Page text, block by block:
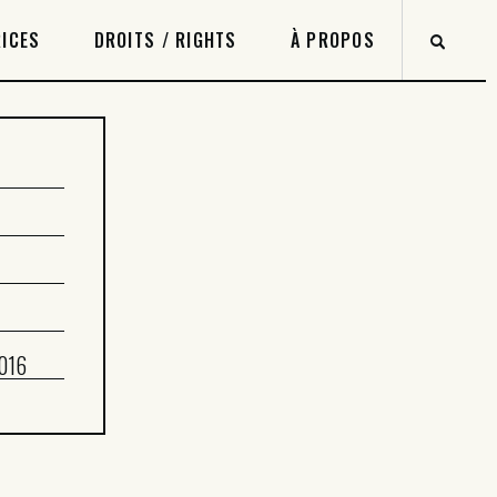
DROITS / RIGHTS À PROPOS